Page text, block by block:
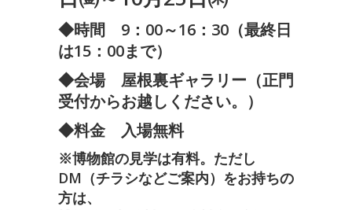
◆時間 9：00～16：30（最終日
は15：00まで）
◆会場 屋根裏ギャラリー（正門
受付からお越しください。）
◆料金 入場無料
※博物館の見学は有料。ただし
DM（チラシなどご案内）をお持ちの
方は、